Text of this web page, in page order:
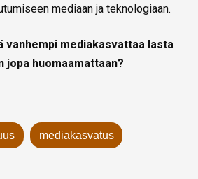
mediaan ja teknologiaan.
vanhempi mediakasvattaa lasta
jopa huomaamattaan?
mediakasvatus